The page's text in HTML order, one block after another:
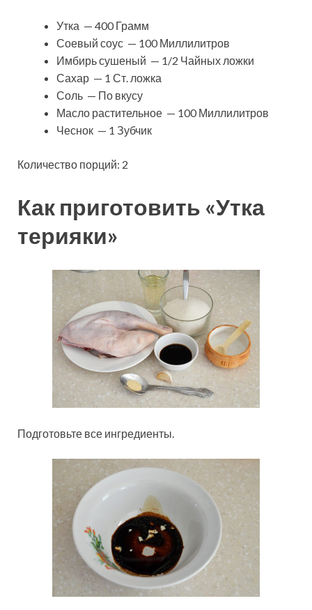
Утка — 400 Грамм
Соевый соус — 100 Миллилитров
Имбирь сушеный — 1/2 Чайных ложки
Сахар — 1 Ст. ложка
Соль — По вкусу
Масло растительное — 100 Миллилитров
Чеснок — 1 Зубчик
Количество порций: 2
Как приготовить «Утка
терияки»
Подготовьте все ингредиенты.